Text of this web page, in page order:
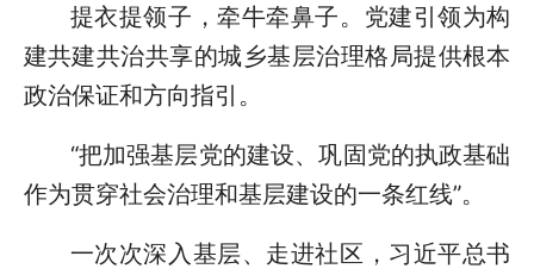
提衣提领子，牵牛牵鼻子。党建引领为构
建共建共治共享的城乡基层治理格局提供根本
政治保证和方向指引。
“把加强基层党的建设、巩固党的执政基础
作为贯穿社会治理和基层建设的一条红线”。
一次次深入基层、走进社区，习近平总书